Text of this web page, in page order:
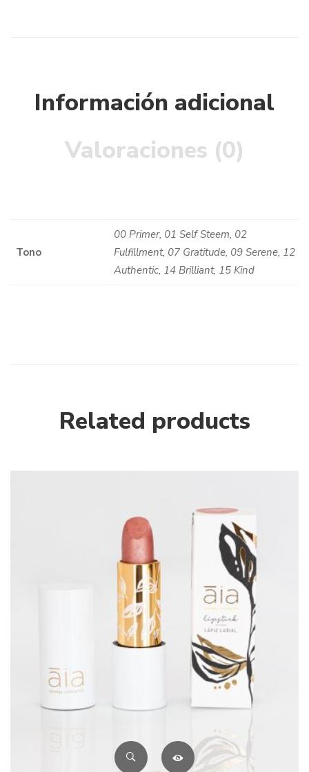
Información adicional
Valoraciones (0)
Tono
00 Primer, 01 Self Steem, 02
Fulfillment, 07 Gratitude, 09 Serene, 12
Authentic, 14 Brilliant, 15 Kind
Related products